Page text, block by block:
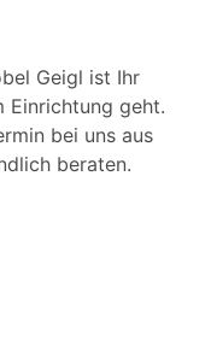
Geigl ist Ihr
Einrichtung geht.
bei uns aus
beraten.